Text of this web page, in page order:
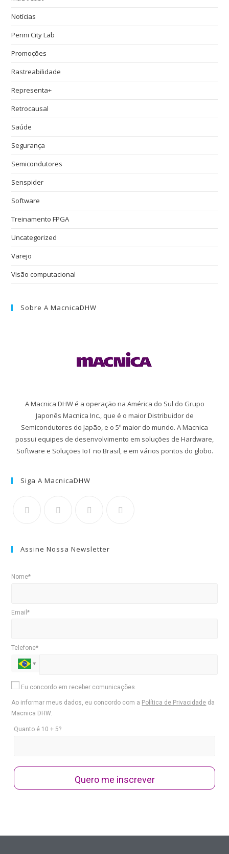
Notícias
Perini City Lab
Promoções
Rastreabilidade
Representa+
Retrocausal
Saúde
Segurança
Semicondutores
Senspider
Software
Treinamento FPGA
Uncategorized
Varejo
Visão computacional
Sobre A MacnicaDHW
A Macnica DHW é a operação na América do Sul do Grupo
Japonês Macnica Inc., que é o maior Distribuidor de
Semicondutores do Japão, e o 5º maior do mundo. A Macnica
possui equipes de desenvolvimento em soluções de Hardware,
Software e Soluções IoT no Brasil, e em vários pontos do globo.
Siga A MacnicaDHW
Assine Nossa Newsletter
Nome*
Email*
Telefone*
Eu concordo em receber comunicações.
Ao informar meus dados, eu concordo com a Política de Privacidade da
Macnica DHW.
Quanto é 10 + 5?
Quero me inscrever